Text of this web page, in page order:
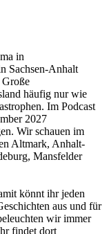
in
Sachsen-Anhalt
Große
häufig nur wie
Im Podcast
2027
Wir schauen im
Altmark, Anhalt-
Mansfelder
könnt ihr jeden
aus und für
wir immer
findet dort